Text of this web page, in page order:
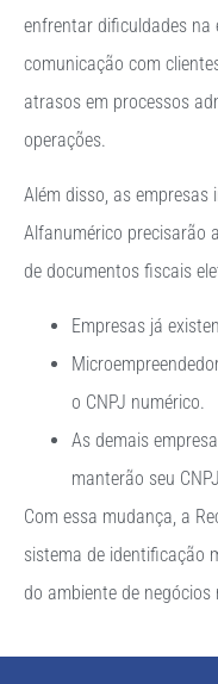
enfrentar dificuldades na
comunicação com
atrasos em processos
operações.
Além disso, as empresas
Alfanumérico precisarão
de documentos fiscais
Empresas já
o CNPJ numérico.
As demais
manterão seu
Com essa mudança, a
sistema de identificação
do ambiente de negócios